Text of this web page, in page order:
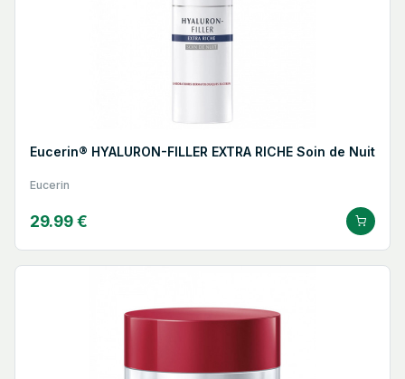
Eucerin® HYALURON-FILLER EXTRA RICHE Soin de Nuit
Eucerin
29.99 €